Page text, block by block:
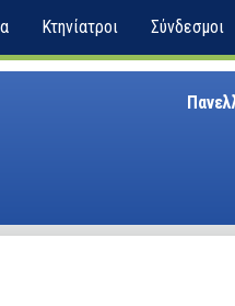
Κτηνίατροι Σύνδεσμοι